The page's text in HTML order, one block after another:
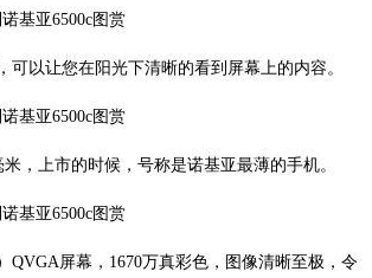
可以让您在阳光下清晰的看到屏幕上的内容。
，上市的时候，号称是诺基亚最薄的手机。
QVGA屏幕，1670万真彩色，图像清晰至极，令